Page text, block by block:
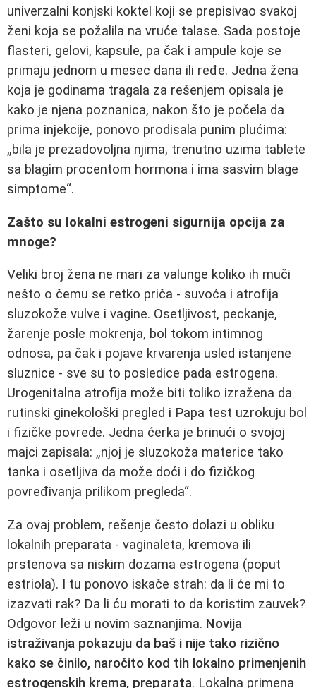
univerzalni konjski koktel koji se prepisivao svakoj
ženi koja se požalila na vruće talase. Sada postoje
flasteri, gelovi, kapsule, pa čak i ampule koje se
primaju jednom u mesec dana ili ređe. Jedna žena
koja je godinama tragala za rešenjem opisala je
kako je njena poznanica, nakon što je počela da
prima injekcije, ponovo prodisala punim plućima:
„bila je prezadovoljna njima, trenutno uzima tablete
sa blagim procentom hormona i ima sasvim blage
simptome“.
Zašto su lokalni estrogeni sigurnija opcija za
mnoge?
Veliki broj žena ne mari za valunge koliko ih muči
nešto o čemu se retko priča - suvoća i atrofija
sluzokože vulve i vagine. Osetljivost, peckanje,
žarenje posle mokrenja, bol tokom intimnog
odnosa, pa čak i pojave krvarenja usled istanjene
sluznice - sve su to posledice pada estrogena.
Urogenitalna atrofija može biti toliko izražena da
rutinski ginekološki pregled i Papa test uzrokuju bol
i fizičke povrede. Jedna ćerka je brinući o svojoj
majci zapisala: „njoj je sluzokoža materice tako
tanka i osetljiva da može doći i do fizičkog
povređivanja prilikom pregleda“.
Za ovaj problem, rešenje često dolazi u obliku
lokalnih preparata - vaginaleta, kremova ili
prstenova sa niskim dozama estrogena (poput
estriola). I tu ponovo iskače strah: da li će mi to
izazvati rak? Da li ću morati to da koristim zauvek?
Odgovor leži u novim saznanjima. Novija
istraživanja pokazuju da baš i nije tako rizično
kako se činilo, naročito kod tih lokalno primenjenih
estrogenskih krema, preparata. Lokalna primena